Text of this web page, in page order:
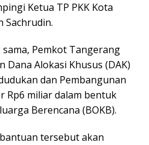
Ketua TP PKK Kota
Sachrudin.
Pemkot Tangerang
Alokasi Khusus (DAK)
dan Pembangunan
Rp6 miliar dalam bentuk
Berencana (BOKB).
tersebut akan